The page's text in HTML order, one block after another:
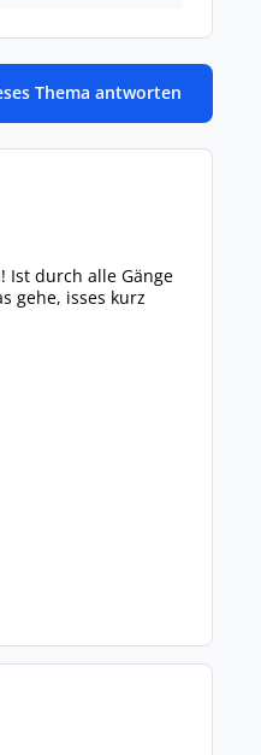
Thema antworten
Ist durch alle Gänge
gehe, isses kurz